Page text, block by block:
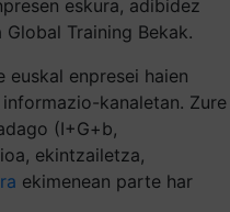
eskura, adibidez
Training Bekak.
euskal enpresei haien
kanaletan. Zure
(I+G+b,
ekintzailetza,
ekimenean parte har